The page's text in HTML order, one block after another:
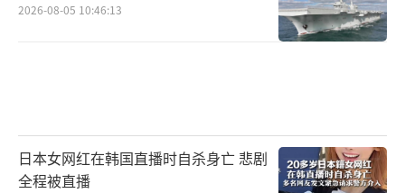
2026-08-05 10:46:13
日本女网红在韩国直播时自杀身亡 悲剧
全程被直播